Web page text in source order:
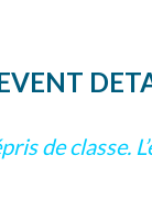
de classe.